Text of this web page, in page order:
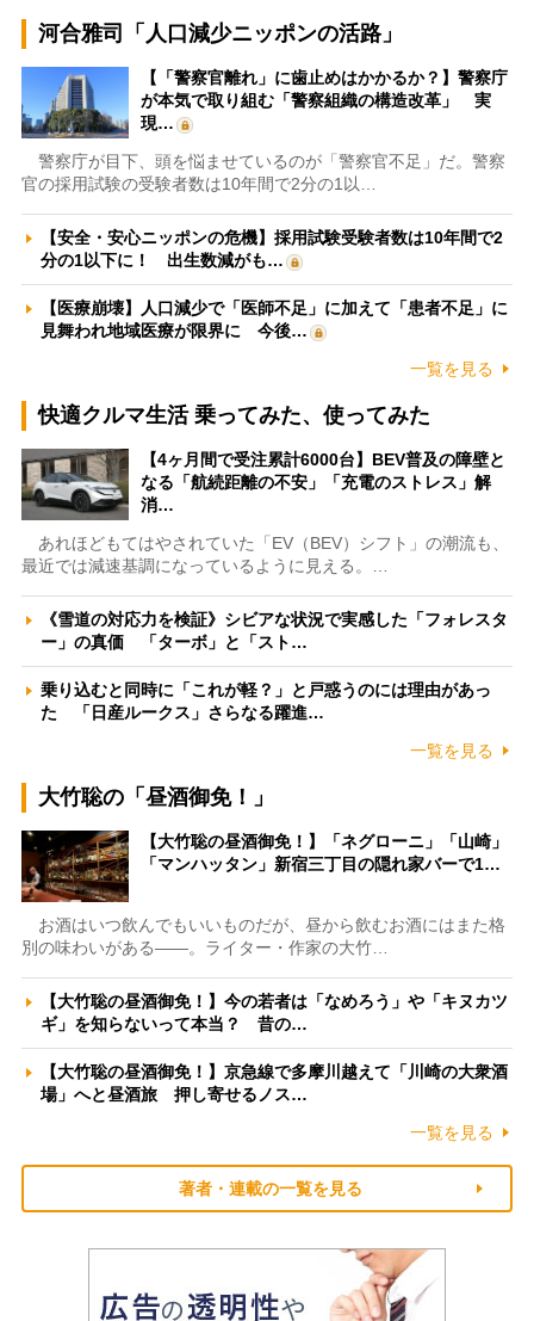
河合雅司「人口減少ニッポンの活路」
【「警察官離れ」に歯止めはかかるか？】警察庁
が本気で取り組む「警察組織の構造改革」 実
現…
警察庁が目下、頭を悩ませているのが「警察官不足」だ。警察
官の採用試験の受験者数は10年間で2分の1以…
【安全・安心ニッポンの危機】採用試験受験者数は10年間で2
分の1以下に！ 出生数減がも…
【医療崩壊】人口減少で「医師不足」に加えて「患者不足」に
見舞われ地域医療が限界に 今後…
一覧を見る
快適クルマ生活 乗ってみた、使ってみた
【4ヶ月間で受注累計6000台】BEV普及の障壁と
なる「航続距離の不安」「充電のストレス」解
消…
あれほどもてはやされていた「EV（BEV）シフト」の潮流も、
最近では減速基調になっているように見える。…
《雪道の対応力を検証》シビアな状況で実感した「フォレスタ
ー」の真価 「ターボ」と「スト…
乗り込むと同時に「これが軽？」と戸惑うのには理由があっ
た 「日産ルークス」さらなる躍進…
一覧を見る
大竹聡の「昼酒御免！」
【大竹聡の昼酒御免！】「ネグローニ」「山崎」
「マンハッタン」新宿三丁目の隠れ家バーで1…
お酒はいつ飲んでもいいものだが、昼から飲むお酒にはまた格
別の味わいがある――。ライター・作家の大竹…
【大竹聡の昼酒御免！】今の若者は「なめろう」や「キヌカツ
ギ」を知らないって本当？ 昔の…
【大竹聡の昼酒御免！】京急線で多摩川越えて「川崎の大衆酒
場」へと昼酒旅 押し寄せるノス…
一覧を見る
著者・連載の一覧を見る